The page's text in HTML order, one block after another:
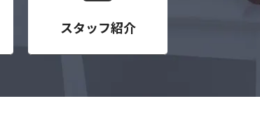
スタッフ紹介